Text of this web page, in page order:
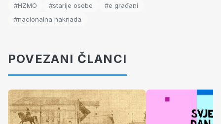
#HZMO #starije osobe
#e građani
#nacionalna naknada
POVEZANI ČLANCI